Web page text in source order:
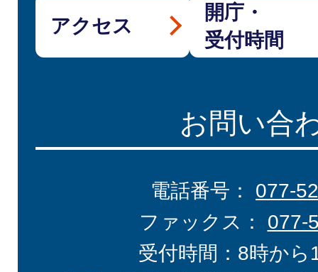
アクセス
開庁・
受付時間
お問い合
電話番号： 077-
ファックス： 077-
受付時間：8時から